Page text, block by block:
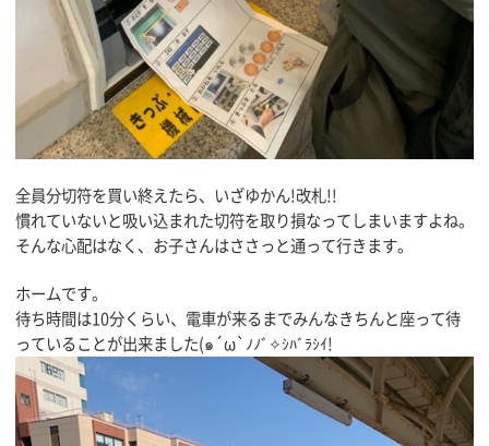
全員分切符を買い終えたら、いざゆかん!改札!!
慣れていないと吸い込まれた切符を取り損なってしまいますよね。
そんな心配はなく、お子さんはささっと通って行きます。
ホームです。
待ち時間は10分くらい、電車が来るまでみんなきちんと座って待
っていることが出来ました(๑´ω`ﾉﾉﾞ✧ｼﾊﾞﾗｼｲ!